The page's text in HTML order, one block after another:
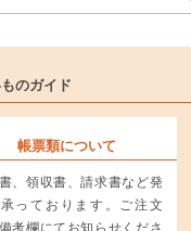
のガイド
帳票類について
、領収書、請求書など発
っております。ご注文